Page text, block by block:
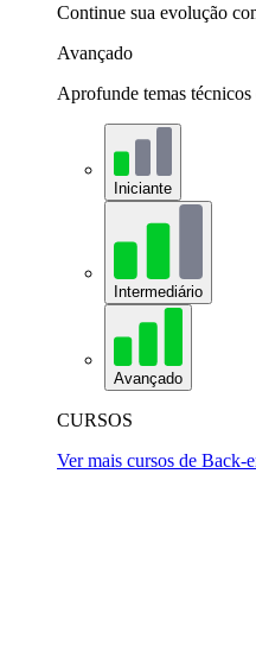
Continue sua evolução
Avançado
Aprofunde temas
Iniciante
Intermediário
Avançado
CURSOS
Ver mais cursos de Back-